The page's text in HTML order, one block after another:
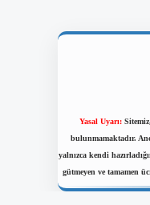
Yasal Uyarı:
bulunmamaktadır.
yalnızca kendi
gütmeyen ve tamamen